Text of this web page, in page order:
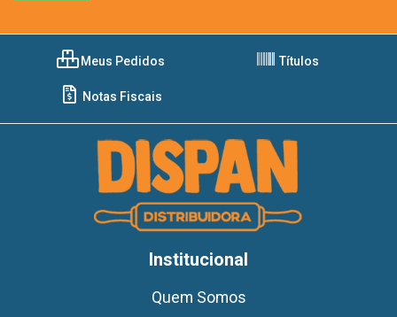
Meus Pedidos Títulos
Notas Fiscais
Institucional
Quem Somos